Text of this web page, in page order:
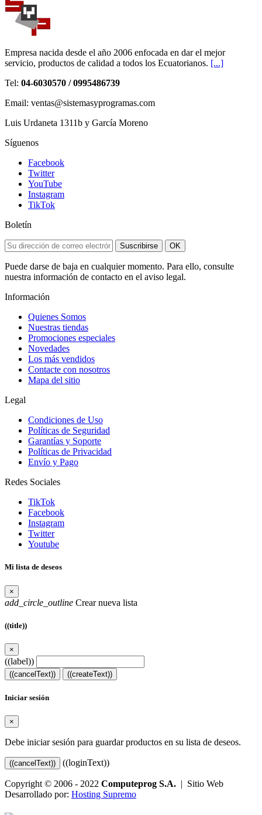
Empresa nacida desde el año 2006 enfocada en dar el mejor
servicio, productos de calidad a todos los Ecuatorianos. [...]
Tel: 04-6030570 / 0995486739
Email: ventas@sistemasyprogramas.com
Luis Urdaneta 1311b y García Moreno
Síguenos
Facebook
Twitter
YouTube
Instagram
TikTok
Boletín
Suscribirse OK
Puede darse de baja en cualquier momento. Para ello, consulte
nuestra información de contacto en el aviso legal.
Información
Quienes Somos
Nuestras tiendas
Promociones especiales
Novedades
Los más vendidos
Contacte con nosotros
Mapa del sitio
Legal
Condiciones de Uso
Políticas de Seguridad
Garantías y Soporte
Políticas de Privacidad
Envío y Pago
Redes Sociales
TikTok
Facebook
Instagram
Twitter
Youtube
Mi lista de deseos
×
add_circle_outline Crear nueva lista
((title))
×
((label))
((cancelText)) ((createText))
Iniciar sesión
×
Debe iniciar sesión para guardar productos en su lista de deseos.
((cancelText)) ((loginText))
Copyright © 2006 - 2022 Computeprog S.A. | Sitio Web
Desarrollado por: Hosting Supremo